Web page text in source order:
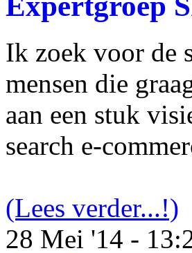
Ik zoek voor de
mensen die
aan een stuk
search e-
(Lees verder...!)
28 Mei '14 -